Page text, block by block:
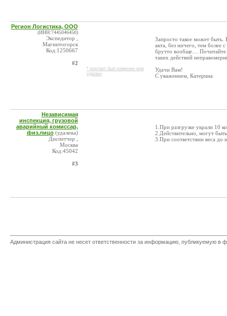
Регион Логистика, ООО
(ИНН:7445046450)
Экспедитор ,
Магнитогорск
Код:1250667
#2
* контакт был изменен или
удален
Запросто такое может быть.
акта, без ничего, тем более
брутто вообще....
таких действий
Удачи Вам!
С уважением, Катерина
Независимая
инспекция, грузовой
аварийный комиссар,
физ.лицо (удалена)
Диспетчер ,
Москва
Код:45042
#3
1.При разгрузке украли 10
2.Действительно, могут
3.При соответствии веса до
Администрация сайта не несет ответственности за информацию, публикуемую